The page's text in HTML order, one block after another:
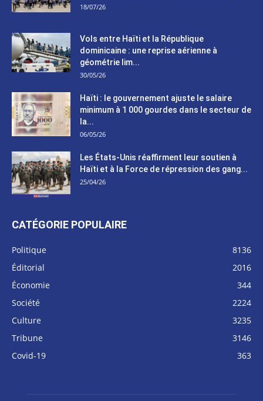
18/07/26
Vols entre Haïti et la République
dominicaine : une reprise aérienne à
géométrie lim...
30/05/26
Haïti : le gouvernement ajuste le salaire
minimum à 1 000 gourdes dans le secteur de
la...
06/05/26
Les États-Unis réaffirment leur soutien à
Haïti et à la Force de répression des gang...
25/04/26
CATÉGORIE POPULAIRE
Politique
8136
Éditorial
2016
Économie
344
Société
2224
Culture
3235
Tribune
3146
Covid-19
363